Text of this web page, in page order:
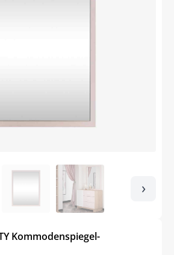
›
Kommodenspiegel-